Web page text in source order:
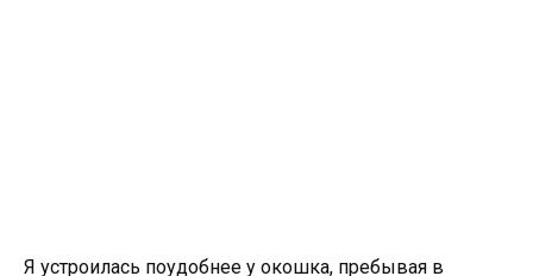
Я устроилась поудобнее у окошка, пребывая в